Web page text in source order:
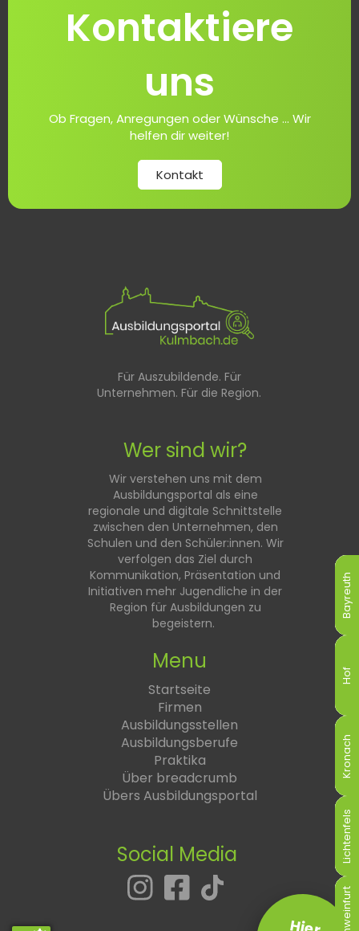
Bayreuth
Hof
Kronach
Lichtenfels
Schweinfurt
Bayreuth
Hof
Kronach
Lichtenfels
Schweinfurt
Bayreuth
Hof
Kronach
Lichtenfels
Schweinfurt
Bayreuth
Hof
Kronach
Lichtenfels
Schweinfurt
Bayreuth
Hof
Kronach
Lichtenfels
Schweinfurt
Bayreuth
Hof
Kronach
Lichtenfels
Schweinfurt
Kontaktiere
uns
Ob Fragen, Anregungen oder Wünsche ... Wir
helfen dir weiter!
Kontakt
Für Auszubildende. Für
Unternehmen. Für die Region.
Wer sind wir?
Wir verstehen uns mit dem
Ausbildungsportal als eine
regionale und digitale Schnittstelle
zwischen den Unternehmen, den
Schulen und den Schüler:innen. Wir
verfolgen das Ziel durch
Kommunikation, Präsentation und
Initiativen mehr Jugendliche in der
Region für Ausbildungen zu
begeistern.
Menu
Startseite
Firmen
Ausbildungsstellen
Ausbildungsberufe
Praktika
Über breadcrumb
Übers Ausbildungsportal
Social Media